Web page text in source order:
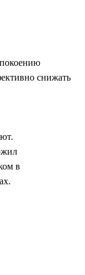
снижать
в